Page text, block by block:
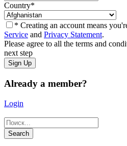
Country*
* Creating an account means
Service and Privacy Statement.
Please agree to all the terms and
next step
Already a member?
Login